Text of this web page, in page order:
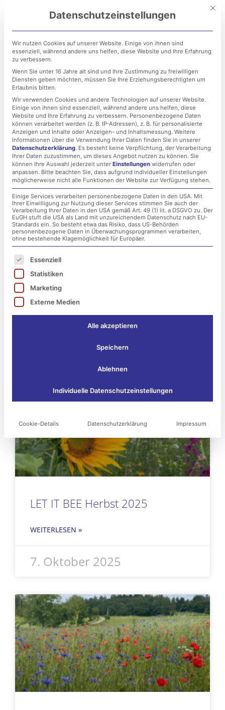
springen
Sicheres WLAN!
26. März 2021
auch interessieren:
LET IT BEE Herbst 2025
WEITERLESEN »
7. Oktober 2025
SeiteSeiteSeiteSeite Seite
Mit
Datenschutzeinstellungen
Wir nutzen Cookies auf unserer Website. Einige von ihnen sind
essenziell, während andere uns helfen, diese Website und Ihre Erfahrung
zu verbessern.
Wenn Sie unter 16 Jahre alt sind und Ihre Zustimmung zu freiwilligen
Diensten geben möchten, müssen Sie Ihre Erziehungsberechtigten um
Erlaubnis bitten.
Wir verwenden Cookies und andere Technologien auf unserer Website.
Einige von ihnen sind essenziell, während andere uns helfen, diese
Website und Ihre Erfahrung zu verbessern. Personenbezogene Daten
können verarbeitet werden (z. B. IP-Adressen), z. B. für personalisierte
Anzeigen und Inhalte oder Anzeigen- und Inhaltsmessung. Weitere
Informationen über die Verwendung Ihrer Daten finden Sie in unserer
Datenschutzerklärung. Es besteht keine Verpflichtung, der Verarbeitung
Ihrer Daten zuzustimmen, um dieses Angebot nutzen zu können. Sie
können Ihre Auswahl jederzeit unter Einstellungen widerrufen oder
anpassen. Bitte beachten Sie, dass aufgrund individueller Einstellungen
möglicherweise nicht alle Funktionen der Website zur Verfügung stehen.
Einige Services verarbeiten personenbezogene Daten in den USA. Mit
Ihrer Einwilligung zur Nutzung dieser Services stimmen Sie auch der
Verarbeitung Ihrer Daten in den USA gemäß Art. 49 (1) lit. a DSGVO zu. Der
EuGH stuft die USA als Land mit unzureichendem Datenschutz nach EU-
Standards ein. So besteht etwa das Risiko, dass US-Behörden
personenbezogene Daten in Überwachungsprogrammen verarbeiten,
ohne bestehende Klagemöglichkeit für Europäer.
Es folgt eine Liste der Service-Gruppen, für die
Essenziell
Statistiken
Marketing
Externe Medien
Alle akzeptieren
Speichern
Ablehnen
Individuelle Datenschutzeinstellungen
Cookie-Details Datenschutzerklärung Impressum